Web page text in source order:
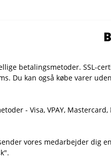
betalingsmetoder. SSL-
Du kan også købe varer
- Visa, VPAY, Mastercard,
vores medarbejder dig